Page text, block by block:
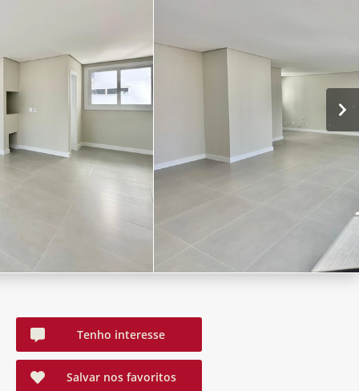
Tenho interesse
Salvar nos favoritos